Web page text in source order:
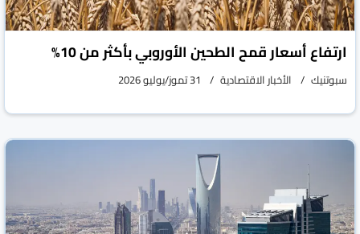
ارتفاع أسعار قمح الطحين الأوروبي بأكثر من 10%
سبوتنيك الأخبار الاقتصادية 31 تموز/يوليو 2026